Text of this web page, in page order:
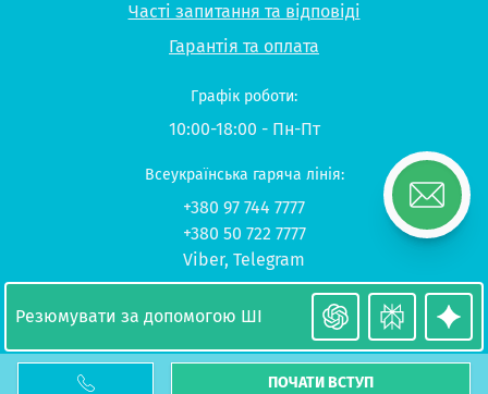
ПОЧАТИ ВСТУП
Часті запитання та відповіді
Гарантія та оплата
© 2026 UP-STUDY «Навчання в Польщі»
Графік роботи:
10:00-18:00 - Пн-Пт
Всеукраїнська гаряча лінія:
+380 97 744 7777
+380 50 722 7777
Viber, Telegram
Резюмувати за допомогою ШІ